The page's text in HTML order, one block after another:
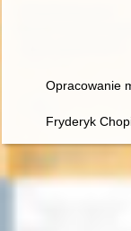
Opracowanie
Fryderyk